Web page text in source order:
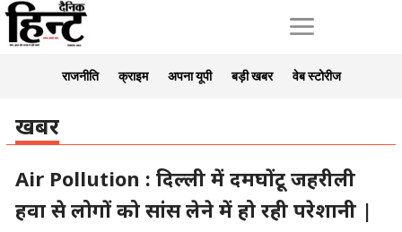
a
राजनीति क्राइम अपना यूपी बड़ी खबर वेब स्टोरीज
खबर
Air Pollution : दिल्ली में दमघोंटू जहरीली
हवा से लोगों को सांस लेने में हो रही परेशानी |